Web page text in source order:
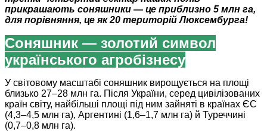
прикрашають соняшники — це приблизно 5 млн га,
для порівняння, це як 20 територій Люксембурга!
Соняшник — золотий символ
українського агробізнесу
У світовому масштабі соняшник вирощується на площі
близько 27–28 млн га. Після України, серед цивілізованих
країн світу, найбільші площі під ним зайняті в країнах ЄС
(4,3–4,5 млн га), Аргентині (1,6–1,7 млн га) й Туреччині
(0,7–0,8 млн га).